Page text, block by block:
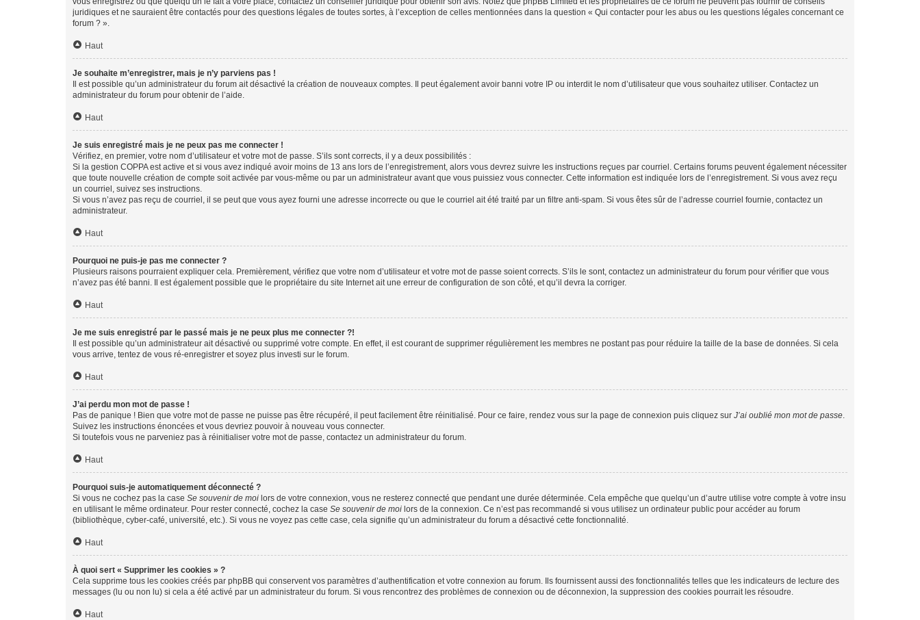
juridiques et ne sauraient être contactés pour des questions légales de toutes sortes, à l’exception de celles mentionnées dans la question « Qui contacter pour les abus ou les questions légales concernant ce
forum ? ».
Haut
Je souhaite m’enregistrer, mais je n’y parviens pas !
Il est possible qu’un administrateur du forum ait désactivé la création de nouveaux comptes. Il peut également avoir banni votre IP ou interdit le nom d’utilisateur que vous souhaitez utiliser. Contactez un
administrateur du forum pour obtenir de l’aide.
Haut
Je suis enregistré mais je ne peux pas me connecter !
Vérifiez, en premier, votre nom d’utilisateur et votre mot de passe. S’ils sont corrects, il y a deux possibilités :
Si la gestion COPPA est active et si vous avez indiqué avoir moins de 13 ans lors de l’enregistrement, alors vous devrez suivre les instructions reçues par courriel. Certains forums peuvent également nécessiter
que toute nouvelle création de compte soit activée par vous-même ou par un administrateur avant que vous puissiez vous connecter. Cette information est indiquée lors de l’enregistrement. Si vous avez reçu
un courriel, suivez ses instructions.
Si vous n’avez pas reçu de courriel, il se peut que vous ayez fourni une adresse incorrecte ou que le courriel ait été traité par un filtre anti-spam. Si vous êtes sûr de l’adresse courriel fournie, contactez un
administrateur.
Haut
Pourquoi ne puis-je pas me connecter ?
Plusieurs raisons pourraient expliquer cela. Premièrement, vérifiez que votre nom d’utilisateur et votre mot de passe soient corrects. S’ils le sont, contactez un administrateur du forum pour vérifier que vous
n’avez pas été banni. Il est également possible que le propriétaire du site Internet ait une erreur de configuration de son côté, et qu’il devra la corriger.
Haut
Je me suis enregistré par le passé mais je ne peux plus me connecter ?!
Il est possible qu’un administrateur ait désactivé ou supprimé votre compte. En effet, il est courant de supprimer régulièrement les membres ne postant pas pour réduire la taille de la base de données. Si cela
vous arrive, tentez de vous ré-enregistrer et soyez plus investi sur le forum.
Haut
J’ai perdu mon mot de passe !
Pas de panique ! Bien que votre mot de passe ne puisse pas être récupéré, il peut facilement être réinitialisé. Pour ce faire, rendez vous sur la page de connexion puis cliquez sur J’ai oublié mon mot de passe.
Suivez les instructions énoncées et vous devriez pouvoir à nouveau vous connecter.
Si toutefois vous ne parveniez pas à réinitialiser votre mot de passe, contactez un administrateur du forum.
Haut
Pourquoi suis-je automatiquement déconnecté ?
Si vous ne cochez pas la case Se souvenir de moi lors de votre connexion, vous ne resterez connecté que pendant une durée déterminée. Cela empêche que quelqu’un d’autre utilise votre compte à votre insu
en utilisant le même ordinateur. Pour rester connecté, cochez la case Se souvenir de moi lors de la connexion. Ce n’est pas recommandé si vous utilisez un ordinateur public pour accéder au forum
(bibliothèque, cyber-café, université, etc.). Si vous ne voyez pas cette case, cela signifie qu’un administrateur du forum a désactivé cette fonctionnalité.
Haut
À quoi sert « Supprimer les cookies » ?
Cela supprime tous les cookies créés par phpBB qui conservent vos paramètres d’authentification et votre connexion au forum. Ils fournissent aussi des fonctionnalités telles que les indicateurs de lecture des
messages (lu ou non lu) si cela a été activé par un administrateur du forum. Si vous rencontrez des problèmes de connexion ou de déconnexion, la suppression des cookies pourrait les résoudre.
Haut